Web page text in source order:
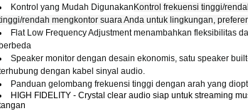
Kontrol yang Mudah Digunakan Kontrol frekuensi tinggi/
rendah mengkontor suara Anda untuk lingkungan,
Flat Low Frequency Adjustment menambahkan fleksibilitas
berbeda
Speaker monitor dengan desain ekonomis, satu speaker
dengan kabel sinyal audio.
Panduan gelombang frekuensi tinggi dengan arah yang
HIGH FIDELITY - Crystal clear audio siap untuk streaming